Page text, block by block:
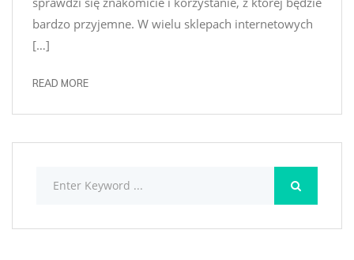
bardzo przyjemne. W wielu sklepach internetowych
[…]
READ MORE